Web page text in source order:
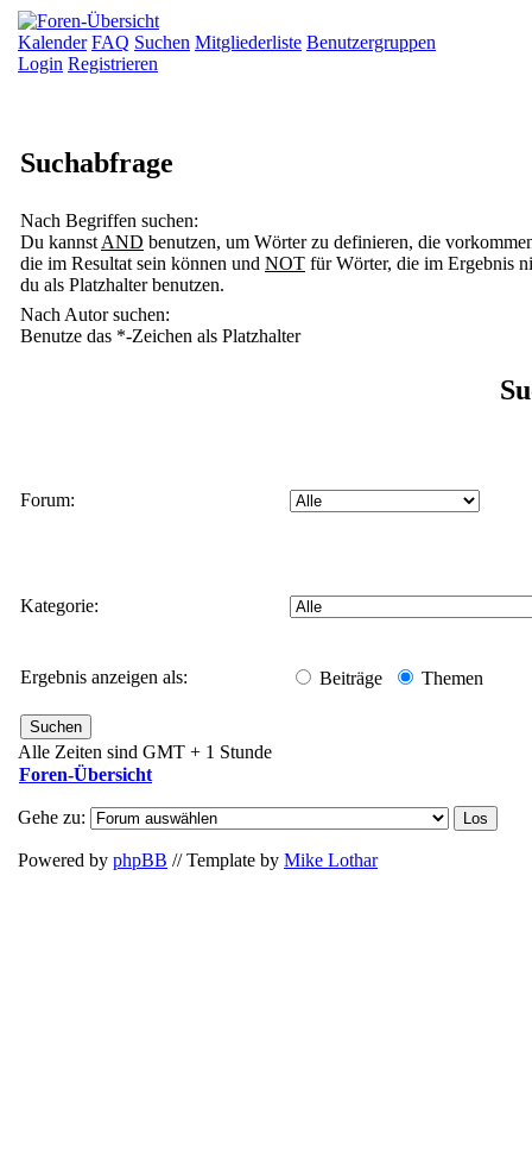
Kalender FAQ Suchen Mitgliederliste Benutzergruppen
Login Registrieren
Suchabfrage
Nach Begriffen suchen:
Du kannst AND benutzen, um Wörter zu definieren, die
die im Resultat sein können und NOT für Wörter, die im Ergebnis
du als Platzhalter benutzen.
Nach Autor suchen:
Benutze das *-Zeichen als Platzhalter
Forum:
Kategorie:
Ergebnis anzeigen als: Beiträge Themen
Alle Zeiten sind GMT + 1 Stunde
Foren-Übersicht
Gehe zu:
Powered by phpBB // Template by Mike Lothar